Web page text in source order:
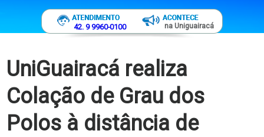
Extensão
Egressos
Extensão
Artigos
Instituição
Empresa
42. 9 9960-0100 na Uniguairacá
UniGuairacá realiza
Colação de Grau dos
Polos à distância de